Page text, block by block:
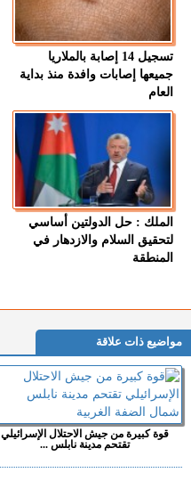
تسجيل 14 إصابة بالملاريا
جميعها إصابات وافدة منذ بداية
العام
الملك : حل الدولتين أساسي
لتحقيق السلام والازدهار في
المنطقة
مواضيع ذات علاقة
قوة كبيرة من جيش الاحتلال الإسرائيلي
تقتحم مدينة نابلس ...